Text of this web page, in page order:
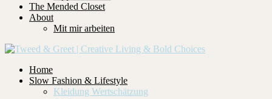
The Mended Closet
About
Mit mir arbeiten
Home
Slow Fashion & Lifestyle
Kleidung Wertschätzung